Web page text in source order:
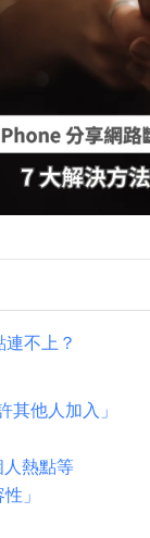
不上？
其他人加入」
熱點等
」